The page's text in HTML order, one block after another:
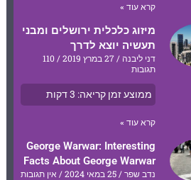
קרא עוד »
מיזוג כלכלית ירושלים ומבני
תעשיה יוצא לדרך
דני ליבנה 27 במרץ 2019
110
תגובות
ממוצע זמן קריאה: 3דקות
קרא עוד »
George Warwar: Interesting
Facts About George Warwar
נדב שפר 25 במאי 2024 אין תגובות